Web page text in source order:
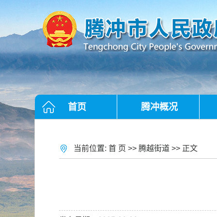
首页 腾冲概况
当前位置: 首 页 >> 腾越街道 >> 正文